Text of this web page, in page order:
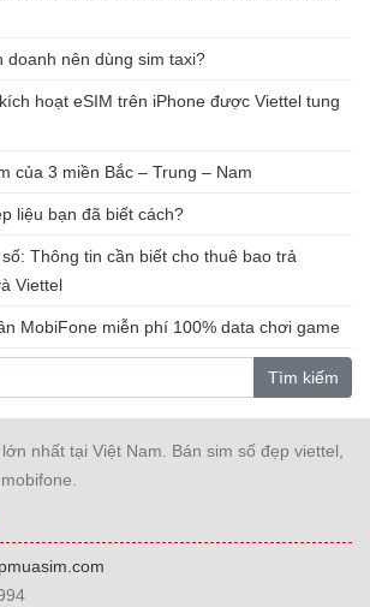
doanh nên dùng sim taxi?
hoạt eSIM trên iPhone được Viettel tung
của 3 miền Bắc – Trung – Nam
liệu bạn đã biết cách?
Thông tin cần biết cho thuê bao trả
Viettel
MobiFone miễn phí 100% data chơi game
Tìm kiếm
nhất tại Việt Nam. Bán sim số đẹp viettel,